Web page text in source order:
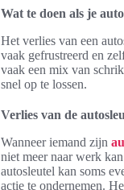
Wat te doen als je
Het verlies van een
vaak gefrustreerd en
vaak een mix van
snel op te lossen.
Verlies van de
Wanneer iemand zijn
niet meer naar werk
autosleutel kan soms
actie te ondernemen.